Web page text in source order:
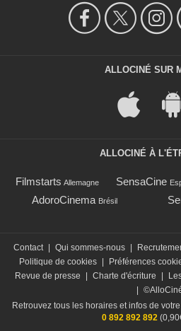
ALLOCINÉ SUR
ALLOCINÉ À
Filmstarts Allemagne SensaCine
AdoroCinema Brésil
Contact | Qui sommes-nous |
Politique de cookies | Préférences
Revue de presse
| Charte d'écriture |
|
Retrouvez tous les horaires et infos de
0 892 892 892